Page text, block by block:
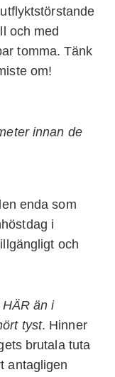
och med
tomma. Tänk
om!
innan de
enda som
i
och
än i
tyst. Hinner
brutala tuta
antagligen